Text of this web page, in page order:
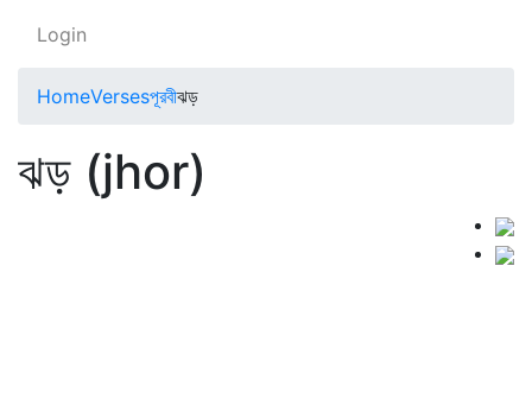
Login
HomeVersesপূরবীঝড়
ঝড় (jhor)